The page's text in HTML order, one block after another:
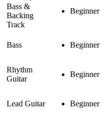
Bass &
Backing
Track
Beginner
Bass Beginner
Rhythm
Guitar
Beginner
Lead Guitar Beginner